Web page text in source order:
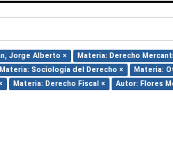
Jorge Alberto × Materia: Derecho
Materia: Sociología del Derecho × Materia:
Materia: Derecho Fiscal × Autor: Flores